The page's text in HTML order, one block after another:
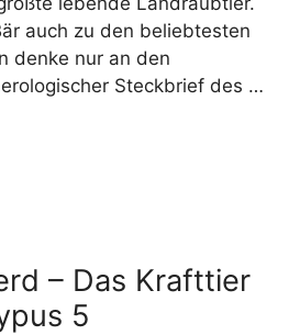
auch zu den beliebtesten
denke nur an den
Steckbrief des …
– Das Krafttier
5